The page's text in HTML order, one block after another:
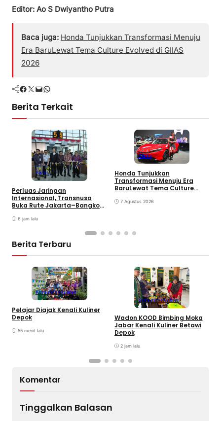
Editor: Ao S Dwiyantho Putra
Baca juga: Honda Tunjukkan Transformasi Menuju
Era BaruLewat Tema Culture Evolved di GIIAS
2026
Facebook Twitter Mail WhatsApp
Berita Terkait
Bisnis
Perluas Jaringan
Internasional, Transnusa
Buka Rute Jakarta–Bangkok
6 jam lalu
Bisnis
Honda Tunjukkan
Transformasi Menuju Era
BaruLewat Tema Culture
7 Agustus 2026
Berita Terbaru
KomunitasKuliner
Pelajar Diajak Kenali Kuliner
Depok
55 menit lalu
KomunitasKuliner
Wadon KOOD Bimbing Moka
Jabar Kenali Kuliner Betawi
Depok
2 jam lalu
Komentar
Tinggalkan Balasan